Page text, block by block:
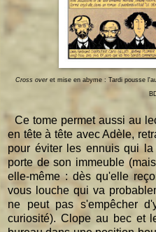
Cross overet mise en abyme : Tardi pousse
Ce tome permet aussi au
en tête à tête avec Adèle,
pour éviter les ennuis qui
porte de son immeuble
elle-même : dès qu'elle
vous louche qui va
ne peut pas s'empêcher
curiosité). Clope au bec et